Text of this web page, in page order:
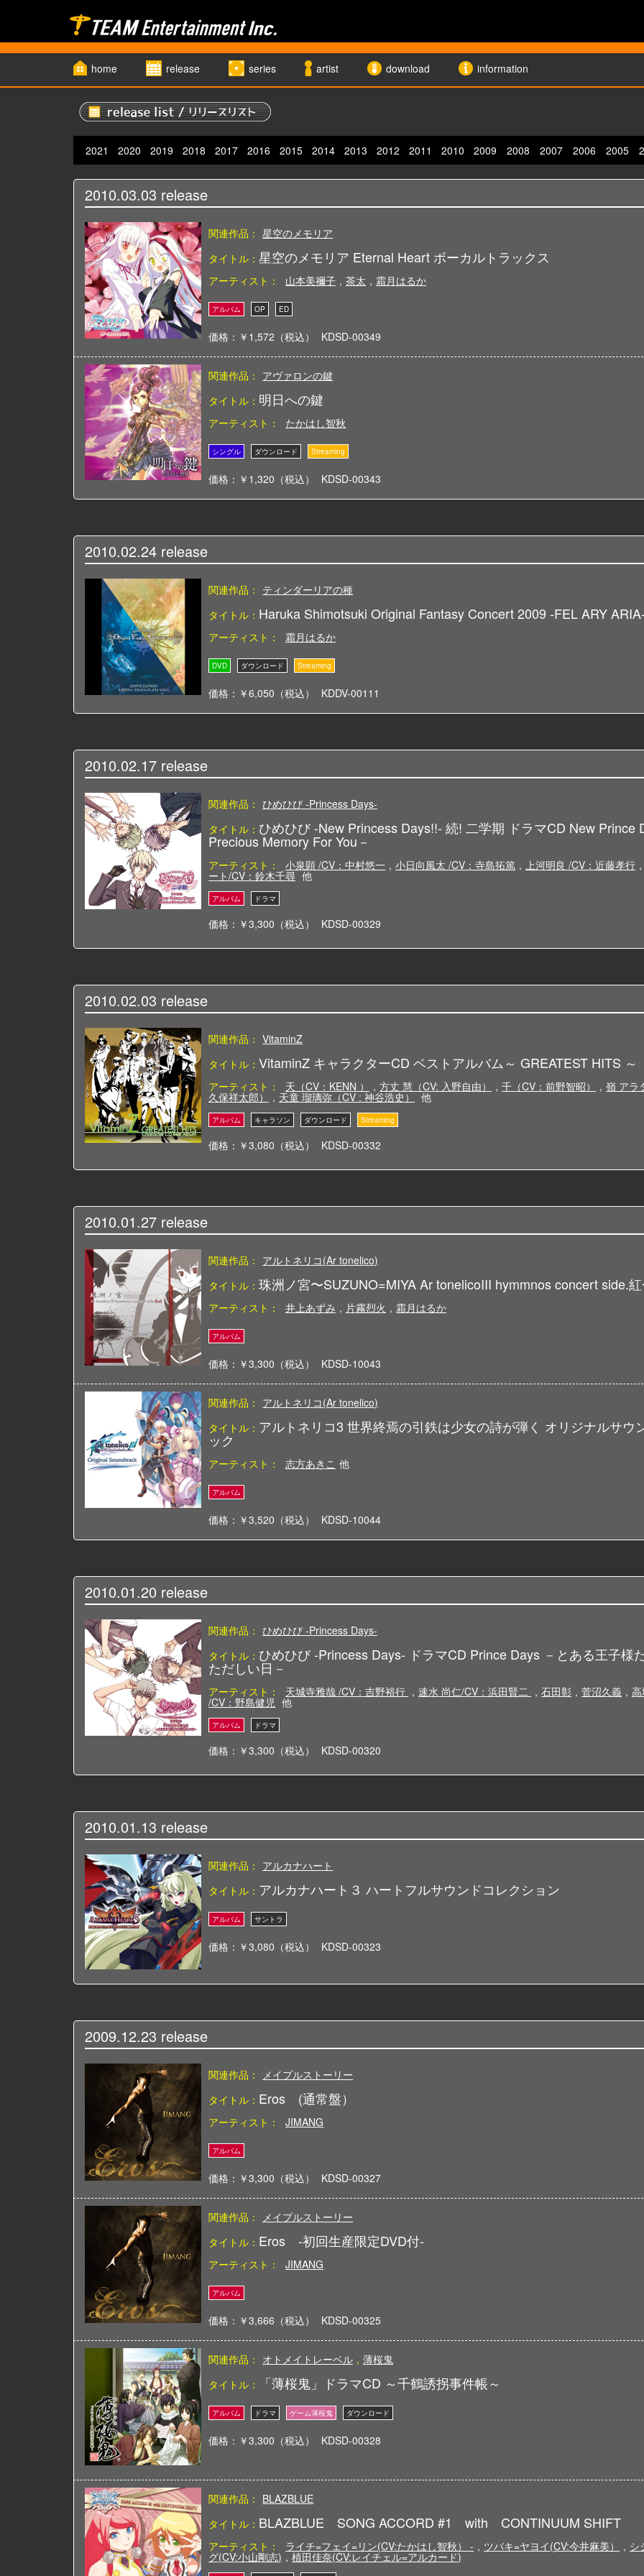
home release series artist download information
2021 2020 2019 2018 2017 2016 2015 2014 2013 2012 2011 2010 2009 2008 2007 2006 2005
2010.03.03 release
関連作品： 星空のメモリア
タイトル：星空のメモリア Eternal Heart ボーカルトラックス
アーティスト： 山本美禰子 , 茶太 , 霜月はるか
価格：￥1,572（税込） KDSD-00349
関連作品： アヴァロンの鍵
タイトル： 明日への鍵
アーティスト： たかはし智秋
価格：￥1,320（税込） KDSD-00343
2010.02.24 release
関連作品： ティンダーリアの種
タイトル： Haruka Shimotsuki Original Fantasy Concert 2009 -FEL ARY
アーティスト： 霜月はるか
価格：￥6,050（税込） KDDV-00111
2010.02.17 release
関連作品： ひめひび -Princess Days-
タイトル： ひめひび -New Princess Days!!- 続! 二学期 ドラマCD New Prince
Precious Memory For You－
アーティスト： 小泉顕 /CV：中村悠一 , 小日向風太 /CV：寺島拓篤 , 上河明良 /CV：近藤孝行 ,
ート/CV：鈴木千尋 他
価格：￥3,300（税込） KDSD-00329
2010.02.03 release
関連作品： VitaminZ
タイトル：VitaminZ キャラクターCD ベストアルバム～ GREATEST HITS ～
アーティスト： 天（CV：KENN ） , 方丈 慧（CV: 入野自由） , 千（CV：前野智昭） , 嶺 アラ
久保祥太郎） , 天童 瑠璃弥（CV : 神谷浩史） 他
価格：￥3,080（税込） KDSD-00332
2010.01.27 release
関連作品： アルトネリコ(Ar tonelico)
タイトル：珠洲ノ宮〜SUZUNO=MIYA Ar tonelicoIII hymmnos concert side.
アーティスト： 井上あずみ , 片霧烈火 , 霜月はるか
価格：￥3,300（税込） KDSD-10043
関連作品： アルトネリコ(Ar tonelico)
タイトル： アルトネリコ3 世界終焉の引鉄は少女の詩が弾く オリジナルサウ
ック
アーティスト： 志方あきこ 他
価格：￥3,520（税込） KDSD-10044
2010.01.20 release
関連作品： ひめひび -Princess Days-
タイトル： ひめひび -Princess Days- ドラマCD Prince Days －とある王子様
ただしい日－
アーティスト： 天城寺雅哉 /CV：吉野裕行 , 速水 尚仁/CV：浜田賢二 , 石田彰 , 菅沼久義 ,
/CV：野島健児 他
価格：￥3,300（税込） KDSD-00320
2010.01.13 release
関連作品： アルカナハート
タイトル： アルカナハート３ ハートフルサウンドコレクション
価格：￥3,080（税込） KDSD-00323
2009.12.23 release
関連作品：
メイプルストーリー
タイトル： Eros (通常盤）
アーティスト： JIMANG
価格：￥3,300（税込） KDSD-00327
関連作品：
メイプルストーリー
タイトル： Eros -初回生産限定DVD付-
アーティスト： JIMANG
価格：￥3,666（税込） KDSD-00325
関連作品： オトメイトレーベル , 薄桜鬼
タイトル：
「薄桜鬼」ドラマCD ～千鶴誘拐事件帳～
価格：￥3,300（税込） KDSD-00328
関連作品： BLAZBLUE
タイトル： BLAZBLUE SONG ACCORD #1 with CONTINUUM SHIFT
アーティスト： ライチ=フェイ=リン(CV:たかはし智秋） - , ツバキ=ヤヨイ(CV:今井麻美） , シ
グ(CV:小山剛志) , 植田佳奈(CV:レイチェル=アルカード)